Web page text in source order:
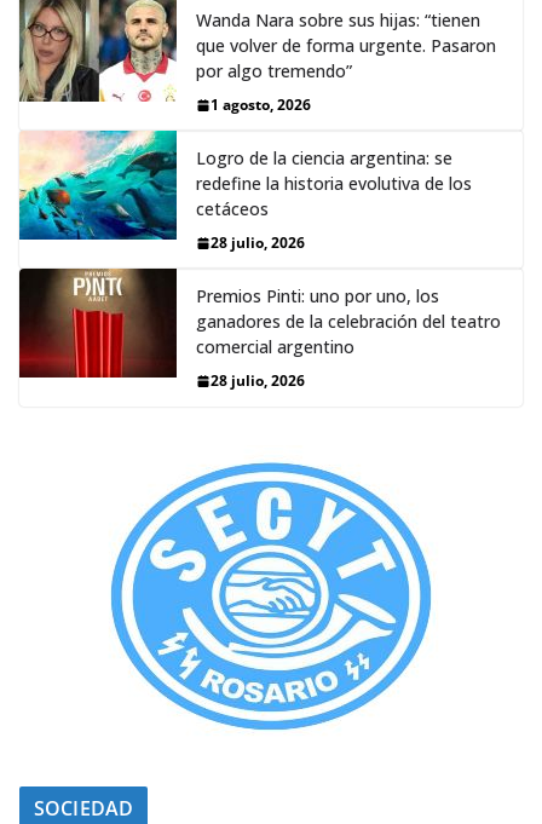
Wanda Nara sobre sus hijas: “tienen
que volver de forma urgente. Pasaron
por algo tremendo”
1 agosto, 2026
Logro de la ciencia argentina: se
redefine la historia evolutiva de los
cetáceos
28 julio, 2026
Premios Pinti: uno por uno, los
ganadores de la celebración del teatro
comercial argentino
28 julio, 2026
SOCIEDAD